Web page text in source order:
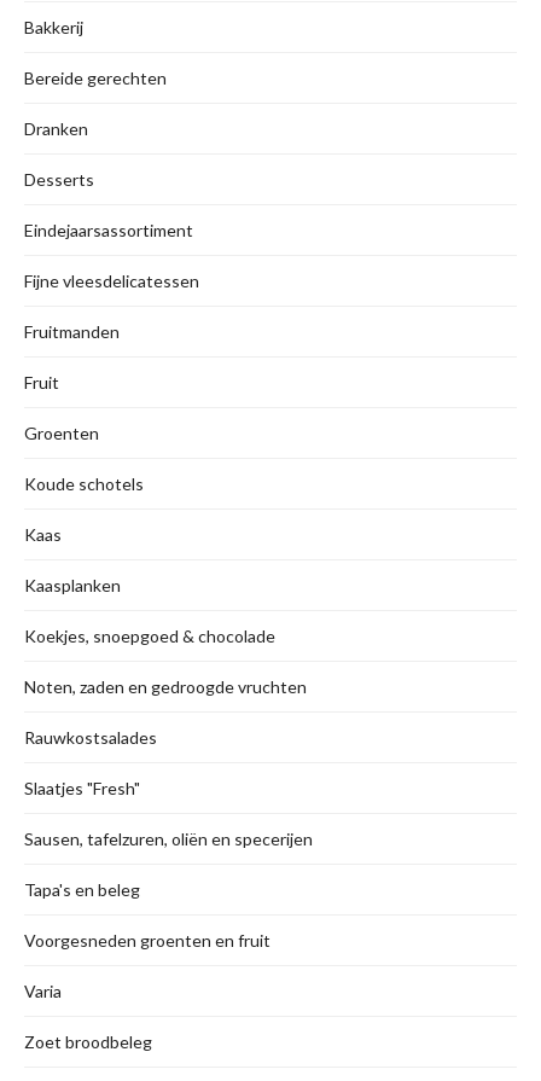
Bakkerij
Bereide gerechten
Dranken
Desserts
Eindejaarsassortiment
Fijne vleesdelicatessen
Fruitmanden
Fruit
Groenten
Koude schotels
Kaas
Kaasplanken
Koekjes, snoepgoed & chocolade
Noten, zaden en gedroogde vruchten
Rauwkostsalades
Slaatjes "Fresh"
Sausen, tafelzuren, oliën en specerijen
Tapa's en beleg
Voorgesneden groenten en fruit
Varia
Zoet broodbeleg